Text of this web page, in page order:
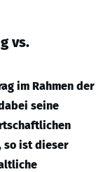
vs.
im Rahmen der
seine
so ist dieser